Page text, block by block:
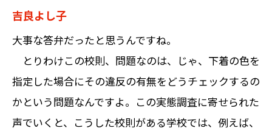
吉良よし子
大事な答弁だったと思うんですね。
とりわけこの校則、問題なのは、じゃ、下着の色を
指定した場合にその違反の有無をどうチェックするの
かという問題なんですよ。この実態調査に寄せられた
声でいくと、こうした校則がある学校では、例えば、